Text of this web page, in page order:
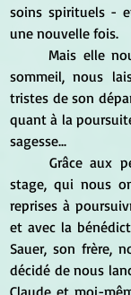
soins spirituels -
une nouvelle fois.
sommeil, nous
tristes de son
quant à la
sagesse...
	Grâce aux personnes inscrites au
stage, qui nous
reprises à
et avec la
Sauer, son frère,
décidé de nous
Claude et moi-